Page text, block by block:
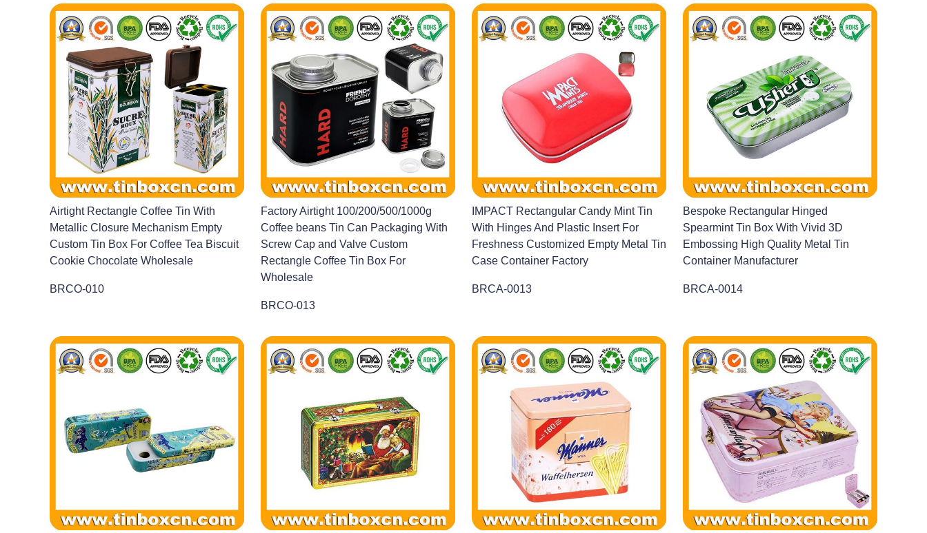
Airtight Rectangle Coffee Tin With
Metallic Closure Mechanism Empty
Custom Tin Box For Coffee Tea Biscuit
Cookie Chocolate Wholesale
BRCO-010
Factory Airtight 100/200/500/1000g
Coffee beans Tin Can Packaging With
Screw Cap and Valve Custom
Rectangle Coffee Tin Box For
Wholesale
BRCO-013
IMPACT Rectangular Candy Mint Tin
With Hinges And Plastic Insert For
Freshness Customized Empty Metal Tin
Case Container Factory
BRCA-0013
Bespoke Rectangular Hinged
Spearmint Tin Box With Vivid 3D
Embossing High Quality Metal Tin
Container Manufacturer
BRCA-0014